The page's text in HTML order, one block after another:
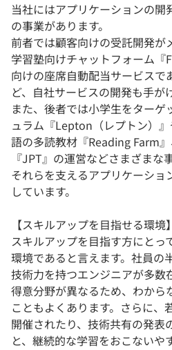
当社にはアプリケーションの開
の事業があります。
前者では顧客向けの受託開発が
学習塾向けチャットフォーム
向けの座席自動配当サービスで
ど、自社サービスの開発も手が
また、後者では小学生をター
ュラム『Lepton（レプトン）
語の多読教材『Reading Farm
『JPT』の運営などさまざまな
それらを支えるアプリケーシ
しています。
【スキルアップを目指せる環境】
スキルアップを目指す方にとっ
環境であると言えます。社員の
技術力を持つエンジニアが多数
得意分野が異なるため、わから
こともよくあります。さらに、
開催されたり、技術共有の発表
と、継続的な学習をおこないや